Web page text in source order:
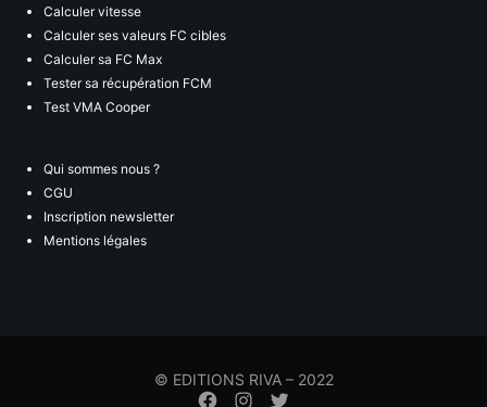
Calculer vitesse
Calculer ses valeurs FC cibles
Calculer sa FC Max
Tester sa récupération FCM
Test VMA Cooper
Qui sommes nous ?
CGU
Inscription newsletter
Mentions légales
© EDITIONS RIVA – 2022
Élément